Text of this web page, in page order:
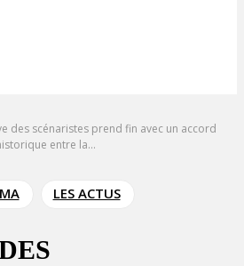
des scénaristes prend fin avec un accord
entre la...
LES ACTUS